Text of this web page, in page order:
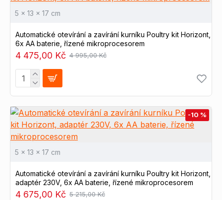
5 x 13 x 17 cm
Automatické otevírání a zavírání kurníku Poultry kit Horizont,
6x AA baterie, řízené mikroprocesorem
4 475,00 Kč 4 995,00 Kč
-10 %
5 x 13 x 17 cm
Automatické otevírání a zavírání kurníku Poultry kit Horizont,
adaptér 230V, 6x AA baterie, řízené mikroprocesorem
4 675,00 Kč 5 215,00 Kč